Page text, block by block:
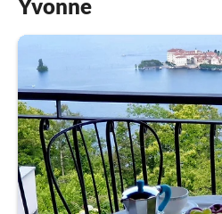
Yvonne